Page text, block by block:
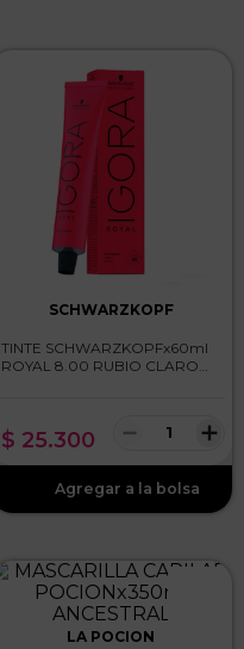
SCHWARZKOPF
TINTE SCHWARZKOPFx60ml
ROYAL 8.00 RUBIO CLARO
$ 25.300 ＋
－
LA POCION